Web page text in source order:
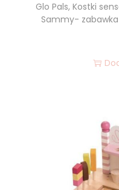
Glo Pals, Kostki
Sammy-